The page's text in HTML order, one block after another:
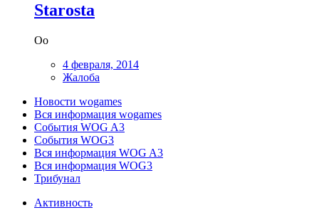
Starosta
Oo
4 февраля, 2014
Жалоба
Новости wogames
Вся информация wogames
События WOG A3
События WOG3
Вся информация WOG A3
Вся информация WOG3
Трибунал
Активность